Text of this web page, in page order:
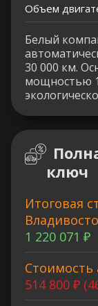
Объем
Белый
30 000 км.
мощностью
ключ
Итоговая
1 220 071 ₽
Стоимость
514 800 ₽